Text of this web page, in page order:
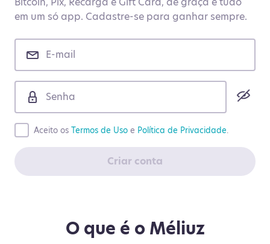
em um só app. Cadastre-se para ganhar sempre.
Aceito os Termos de Uso e Política de Privacidade.
Criar conta
O que é o Méliuz